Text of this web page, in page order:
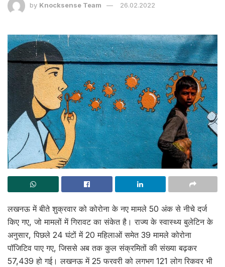
by Knocksense Team 26.02.2022
लखनऊ में बीते शुक्रवार को कोरोना के नए मामले 50 अंक से नीचे दर्ज
किए गए, जो मामलों में गिरावट का संकेत है। राज्य के स्वास्थ्य बुलेटिन के
अनुसार, पिछले 24 घंटों में 20 महिलाओं समेत 39 मामले कोरोना
पॉजिटिव पाए गए, जिससे अब तक कुल संक्रमितों की संख्या बढ़कर
57,439 हो गई। लखनऊ में 25 फरवरी को लगभग 121 लोग रिकवर भी